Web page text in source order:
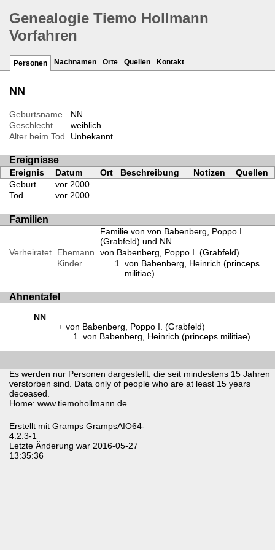
Genealogie Tiemo Hollmann
Vorfahren
Personen Nachnamen Orte Quellen Kontakt
NN
Geburtsname
NN
Geschlecht
weiblich
Alter beim Tod
Unbekannt
Ereignisse
Ereignis Datum Ort Beschreibung Notizen
Quellen
Geburt
vor 2000
Tod
vor 2000
Familien
Familie von von Babenberg, Poppo I.
(Grabfeld) und NN
Verheiratet
Ehemann
von Babenberg, Poppo I. (Grabfeld)
Kinder
von Babenberg, Heinrich (princeps
militiae)
Ahnentafel
NN
von Babenberg, Poppo I. (Grabfeld)
von Babenberg, Heinrich (princeps militiae)
Es werden nur Personen dargestellt, die seit mindestens 15 Jahren
verstorben sind. Data only of people who are at least 15 years
deceased.
Home: www.tiemohollmann.de
Erstellt mit Gramps GrampsAIO64-
4.2.3-1
Letzte Änderung war 2016-05-27
13:35:36